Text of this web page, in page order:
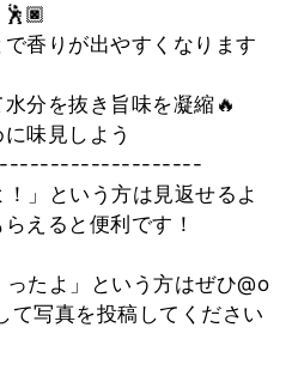
香りが出やすくなります
分を抜き旨味を凝縮🔥
味見しよう
」という方は見返せるよ
えると便利です！
たよ」という方はぜひ@o
写真を投稿してください